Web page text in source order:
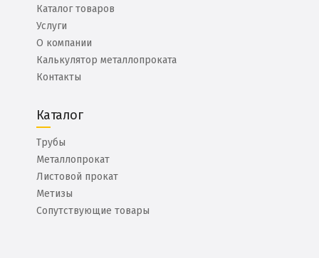
Каталог товаров
Услуги
О компании
Калькулятор металлопроката
Контакты
Каталог
Трубы
Металлопрокат
Листовой прокат
Метизы
Сопутствующие товары